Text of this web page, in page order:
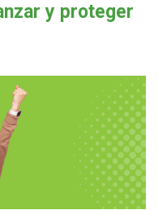
y proteger